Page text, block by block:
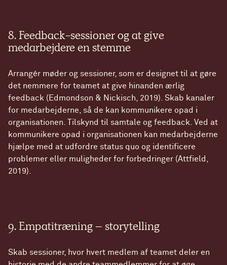
8. Feedback-sessioner og at give
medarbejdere en stemme
Arrangér møder og sessioner, som er designet til at gøre
det nemmere for teamet at give hinanden ærlig
feedback (Edmondson & Nickisch, 2019). Skab kanaler
for medarbejderne, så de kan kommunikere opad i
organisationen. Tilskynd til samtale og feedback. Ved at
kommunikere opad i organisationen kan medarbejderne
hjælpe med at udfordre status quo og identificere
problemer eller muligheder for forbedringer (Attfield,
2019).
9. Empatitræning – storytelling
Skab sessioner, hvor hvert medlem af teamet deler en